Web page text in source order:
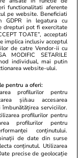
26 iul.
21 iul.
functionalitati aferente
pe website. Beneficiati
GDPR in legatura cu
drepturi pot fi exercitate
TOATE”, acceptati
implica inclusiv acceptul
de catre Vendor-ii cu
MODIFIC SETARILE
individual, mai putin
website-ului.
pentru a oferi:
profilurilor pentru
și/sau accesarea
serviciilor.
profilurilor pentru
profilurilor pentru
conținutului.
de date din surse
conținutul. Utilizarea
precise de geolocație